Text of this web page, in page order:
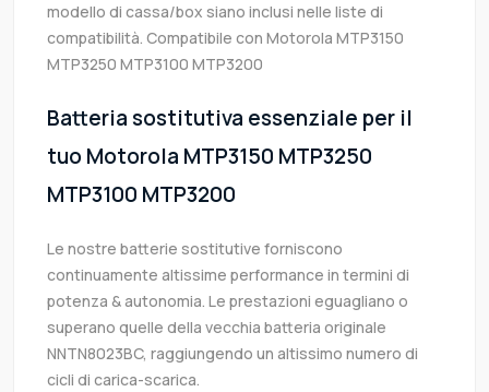
modello di cassa/box siano inclusi nelle liste di
compatibilità. Compatibile con Motorola MTP3150
MTP3250 MTP3100 MTP3200
Batteria sostitutiva essenziale per il
tuo Motorola MTP3150 MTP3250
MTP3100 MTP3200
Le nostre batterie sostitutive forniscono
continuamente altissime performance in termini di
potenza & autonomia. Le prestazioni eguagliano o
superano quelle della vecchia batteria originale
NNTN8023BC, raggiungendo un altissimo numero di
cicli di carica-scarica.